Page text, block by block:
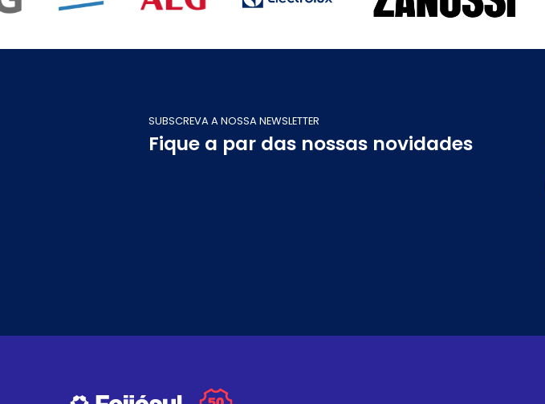
SUBSCREVA A NOSSA NEWSLETTER
Fique a par das nossas novidades